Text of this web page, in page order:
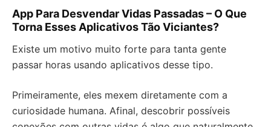
App Para Desvendar Vidas Passadas – O Que
Torna Esses Aplicativos Tão Viciantes?
Existe um motivo muito forte para tanta gente
passar horas usando aplicativos desse tipo.
Primeiramente, eles mexem diretamente com a
curiosidade humana. Afinal, descobrir possíveis